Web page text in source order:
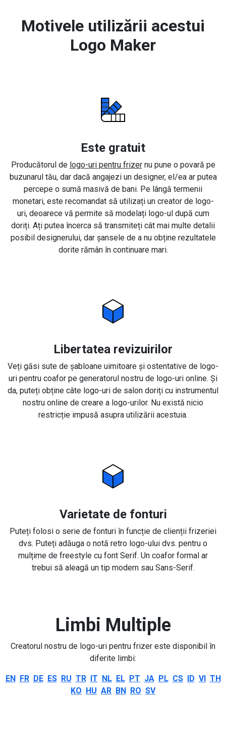
Motivele utilizării acestui
Logo Maker
Este gratuit
Producătorul de logo-uri pentru frizernu pune o povară pe
buzunarul tău, dar dacă angajezi un designer, el/ea ar putea
percepe o sumă masivă de bani. Pe lângă termenii
monetari, este recomandat să utilizați un creator de logo-
uri, deoarece vă permite să modelați logo-ul după cum
doriți. Ați putea încerca să transmiteți cât mai multe detalii
posibil designerului, dar șansele de a nu obține rezultatele
dorite rămân în continuare mari.
Libertatea revizuirilor
Veți găsi sute de șabloane uimitoare și ostentative de logo-
uri pentru coafor pe generatorul nostru de logo-uri online. Și
da, puteți obține câte logo-uri de salon doriți cu instrumentul
nostru online de creare a logo-urilor. Nu există nicio
restricție impusă asupra utilizării acestuia.
Varietate de fonturi
Puteți folosi o serie de fonturi în funcție de clienții frizeriei
dvs. Puteți adăuga o notă retro logo-ului dvs. pentru o
mulțime de freestyle cu font Serif. Un coafor formal ar
trebui să aleagă un tip modern sau Sans-Serif.
Limbi Multiple
Creatorul nostru de logo-uri pentru frizer este disponibil în
diferite limbi:
EN FR DE ES RU TR IT NL EL PT JA PL CS ID VI TH
KO HU AR BN RO SV